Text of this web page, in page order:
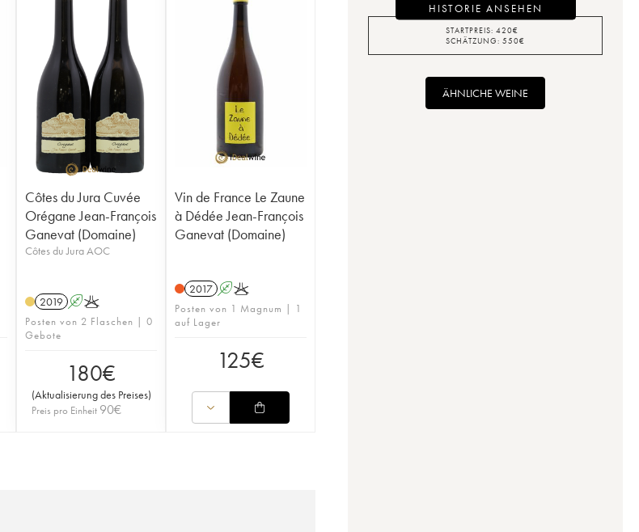
Côtes du Jura Cuvée
Orégane Jean-François
Ganevat (Domaine)
Côtes du Jura AOC
2019 AK
Posten von 2 Flaschen | 0
Gebote
180€
(Aktualisierung des Preises)
Preis pro Einheit 90€
Vin de France Le Zaune
à Dédée Jean-François
Ganevat (Domaine)
2017 AK
Posten von 1 Magnum | 1
auf Lager
125€
HISTORIE ANSEHEN
STARTPREIS: 420€
SCHÄTZUNG: 550€
ÄHNLICHE WEINE